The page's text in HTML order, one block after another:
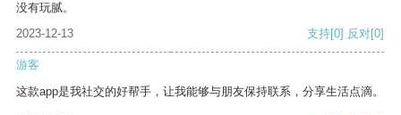
没有玩腻。
2023-12-13
支持[0] 反对[0]
游客
这款app是我社交的好帮手，让我能够与朋友保持联系，分享生活点滴。